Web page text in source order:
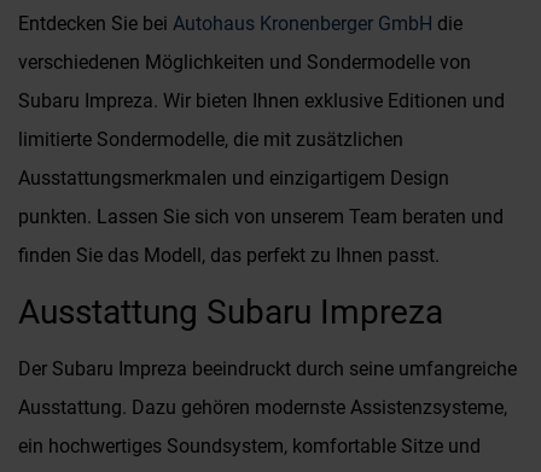
Entdecken Sie bei Autohaus Kronenberger GmbH die
verschiedenen Möglichkeiten und Sondermodelle von
Subaru Impreza. Wir bieten Ihnen exklusive Editionen und
limitierte Sondermodelle, die mit zusätzlichen
Ausstattungsmerkmalen und einzigartigem Design
punkten. Lassen Sie sich von unserem Team beraten und
finden Sie das Modell, das perfekt zu Ihnen passt.
Ausstattung Subaru Impreza
Der Subaru Impreza beeindruckt durch seine umfangreiche
Ausstattung. Dazu gehören modernste Assistenzsysteme,
ein hochwertiges Soundsystem, komfortable Sitze und